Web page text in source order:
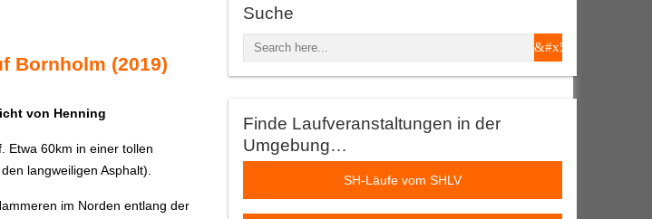
Bornholm (2019)
von Henning
Etwa 60km in einer tollen
langweiligen Asphalt).
im Norden entlang der
Suche
Finde Laufveranstaltungen in der
Umgebung…
SH-Läufe vom SHLV